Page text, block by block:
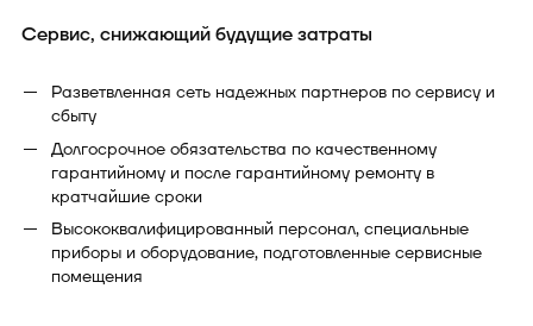
Сервис, снижающий будущие затраты
Разветвленная сеть надежных партнеров по сервису и
сбыту
Долгосрочное обязательства по качественному
гарантийному и после гарантийному ремонту в
кратчайшие сроки
Высококвалифицированный персонал, специальные
приборы и оборудование, подготовленные сервисные
помещения